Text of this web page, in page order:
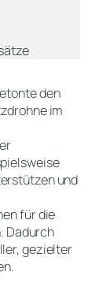
den
im
und
für die
Dadurch
gezielter